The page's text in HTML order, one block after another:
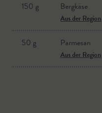
150 g Bergkäse
Aus der Region
50 g Parmesan
Aus der Region